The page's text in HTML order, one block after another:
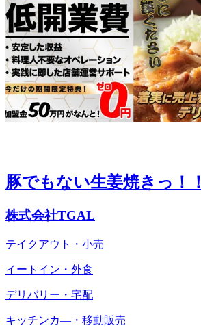
豚でもない生姜焼きっ！！
株式会社TGAL
テイクアウト・小売
イートイン・外食
デリバリー・宅配
キッチンカ―・移動販売